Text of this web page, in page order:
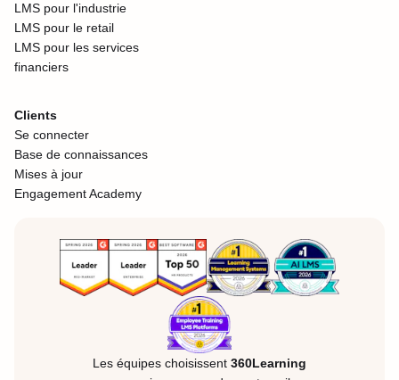
LMS pour l'industrie
LMS pour le retail
LMS pour les services
financiers
Clients
Se connecter
Base de connaissances
Mises à jour
Engagement Academy
Les équipes choisissent 360Learning